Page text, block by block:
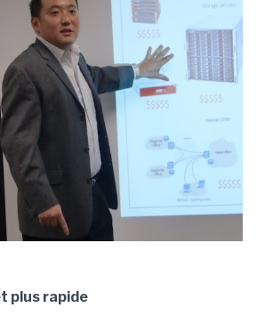
plus rapide